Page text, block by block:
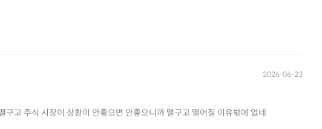
2026-06-23
주식 시장이 상황이 좋으면 상장 회사로 돈이 쏠려서 떨구고 주식 시장이 상황이 안좋으면 안좋으니까 떨구고 떨어질 이유밖에 없네